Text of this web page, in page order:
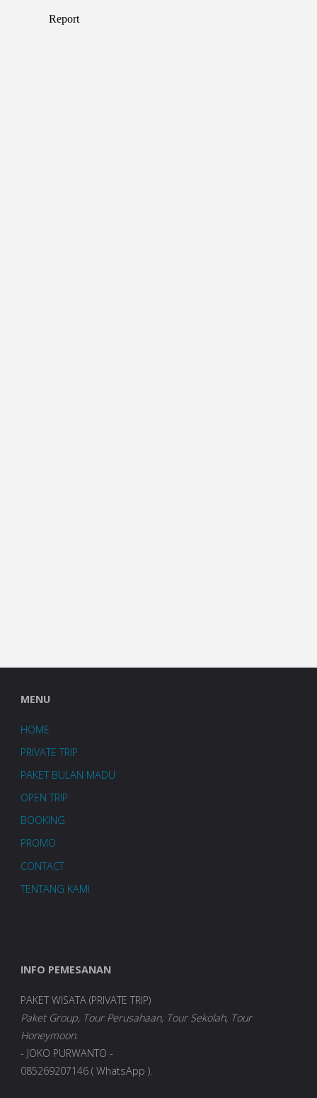
MENU
HOME
PRIVATE TRIP
PAKET BULAN MADU
OPEN TRIP
BOOKING
PROMO
CONTACT
TENTANG KAMI
INFO PEMESANAN
PAKET WISATA (PRIVATE TRIP)
Paket Group, Tour Perusahaan, Tour Sekolah, Tour
Honeymoon.
- JOKO PURWANTO -
085269207146 ( WhatsApp ).